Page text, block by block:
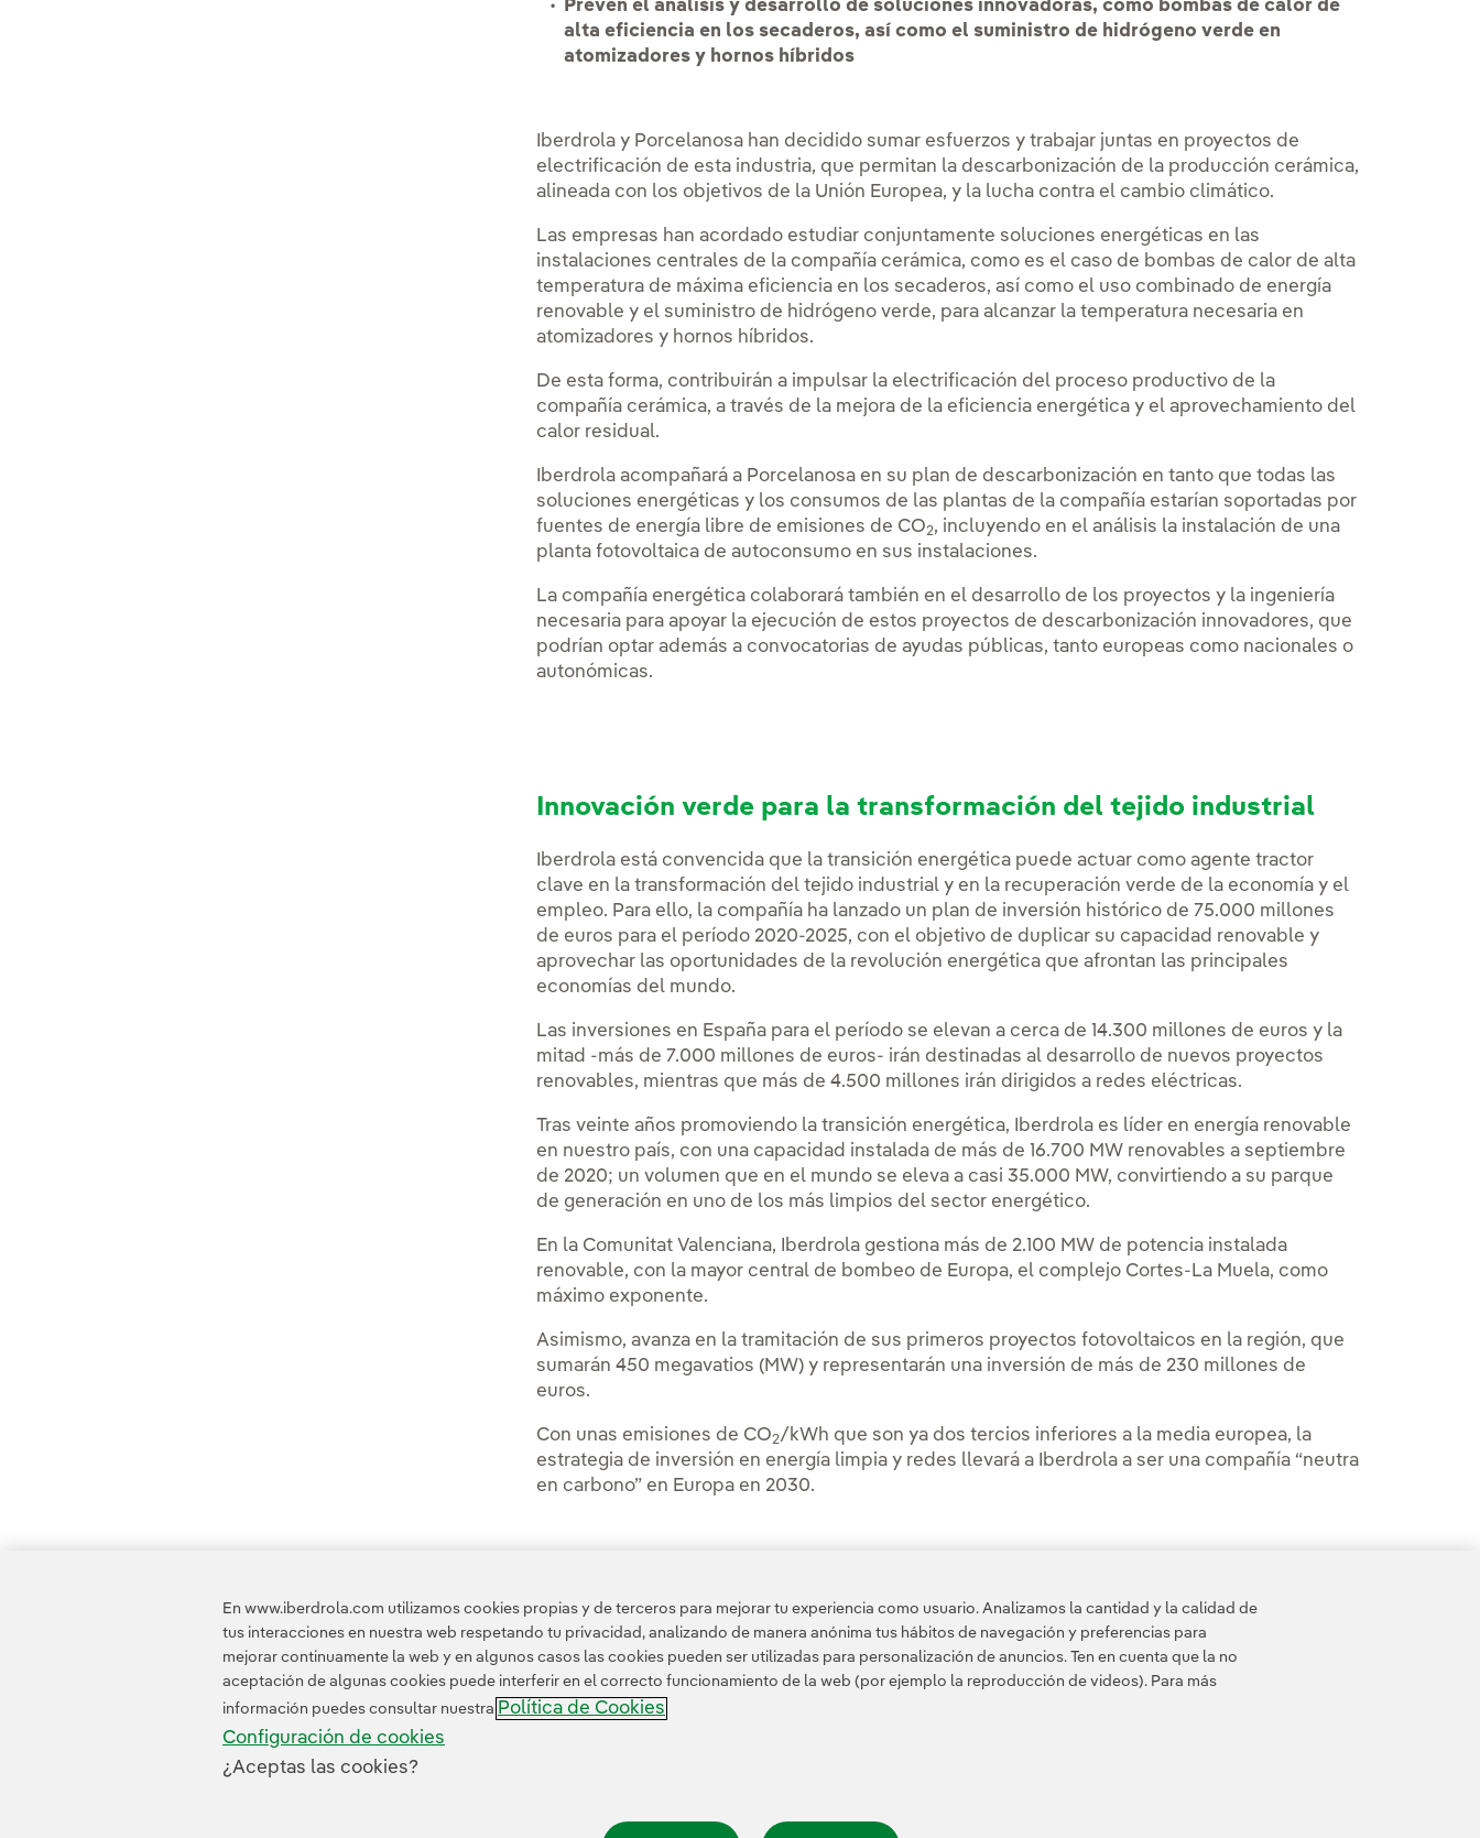
Prevén el análisis y desarrollo de soluciones innovadoras, como bombas de calor de
alta eficiencia en los secaderos, así como el suministro de hidrógeno verde en
atomizadores y hornos híbridos
Iberdrola y Porcelanosa han decidido sumar esfuerzos y trabajar juntas en proyectos de
electrificación de esta industria, que permitan la descarbonización de la producción cerámica,
alineada con los objetivos de la Unión Europea, y la lucha contra el cambio climático.
Las empresas han acordado estudiar conjuntamente soluciones energéticas en las
instalaciones centrales de la compañía cerámica, como es el caso de bombas de calor de alta
temperatura de máxima eficiencia en los secaderos, así como el uso combinado de energía
renovable y el suministro de hidrógeno verde, para alcanzar la temperatura necesaria en
atomizadores y hornos híbridos.
De esta forma, contribuirán a impulsar la electrificación del proceso productivo de la
compañía cerámica, a través de la mejora de la eficiencia energética y el aprovechamiento del
calor residual.
Iberdrola acompañará a Porcelanosa en su plan de descarbonización en tanto que todas las
soluciones energéticas y los consumos de las plantas de la compañía estarían soportadas por
fuentes de energía libre de emisiones de CO2, incluyendo en el análisis la instalación de una
planta fotovoltaica de autoconsumo en sus instalaciones.
La compañía energética colaborará también en el desarrollo de los proyectos y la ingeniería
necesaria para apoyar la ejecución de estos proyectos de descarbonización innovadores, que
podrían optar además a convocatorias de ayudas públicas, tanto europeas como nacionales o
autonómicas.
Innovación verde para la transformación del tejido industrial
Iberdrola está convencida que la transición energética puede actuar como agente tractor
clave en la transformación del tejido industrial y en la recuperación verde de la economía y el
empleo. Para ello, la compañía ha lanzado un plan de inversión histórico de 75.000 millones
de euros para el período 2020-2025, con el objetivo de duplicar su capacidad renovable y
aprovechar las oportunidades de la revolución energética que afrontan las principales
economías del mundo.
Las inversiones en España para el período se elevan a cerca de 14.300 millones de euros y la
mitad -más de 7.000 millones de euros- irán destinadas al desarrollo de nuevos proyectos
renovables, mientras que más de 4.500 millones irán dirigidos a redes eléctricas.
Tras veinte años promoviendo la transición energética, Iberdrola es líder en energía renovable
en nuestro país, con una capacidad instalada de más de 16.700 MW renovables a septiembre
de 2020; un volumen que en el mundo se eleva a casi 35.000 MW, convirtiendo a su parque
de generación en uno de los más limpios del sector energético.
En la Comunitat Valenciana, Iberdrola gestiona más de 2.100 MW de potencia instalada
renovable, con la mayor central de bombeo de Europa, el complejo Cortes-La Muela, como
máximo exponente.
Asimismo, avanza en la tramitación de sus primeros proyectos fotovoltaicos en la región, que
sumarán 450 megavatios (MW) y representarán una inversión de más de 230 millones de
euros.
Con unas emisiones de CO2/kWh que son ya dos tercios inferiores a la media europea, la
estrategia de inversión en energía limpia y redes llevará a Iberdrola a ser una compañía “neutra
en carbono” en Europa en 2030.
Acceso a información legal
Transparencia en el uso de la IA Política de cookies
En www.iberdrola.com utilizamos cookies propias y de terceros para mejorar tu experiencia como usuario. Analizamos la cantidad y la calidad de
tus interacciones en nuestra web respetando tu privacidad, analizando de manera anónima tus hábitos de navegación y preferencias para
mejorar continuamente la web y en algunos casos las cookies pueden ser utilizadas para personalización de anuncios. Ten en cuenta que la no
aceptación de algunas cookies puede interferir en el correcto funcionamiento de la web (por ejemplo la reproducción de videos). Para más
información puedes consultar nuestra Política de Cookies
Configuración de cookies
¿Aceptas las cookies?